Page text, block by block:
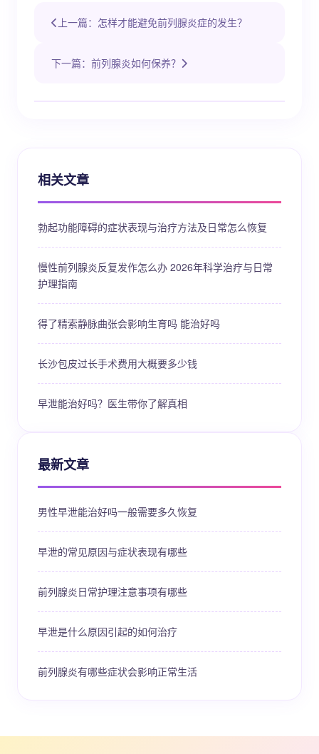
上一篇：怎样才能避免前列腺炎症的发生？
下一篇：前列腺炎如何保养？
相关文章
勃起功能障碍的症状表现与治疗方法及日常怎么恢复
慢性前列腺炎反复发作怎么办 2026年科学治疗与日常
护理指南
得了精索静脉曲张会影响生育吗 能治好吗
长沙包皮过长手术费用大概要多少钱
早泄能治好吗？医生带你了解真相
最新文章
男性早泄能治好吗一般需要多久恢复
早泄的常见原因与症状表现有哪些
前列腺炎日常护理注意事项有哪些
早泄是什么原因引起的如何治疗
前列腺炎有哪些症状会影响正常生活